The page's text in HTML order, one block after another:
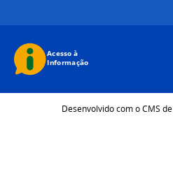
Desenvolvido com o CMS